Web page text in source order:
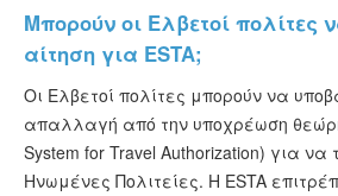
Μπορούν οι Ελβετοί πολίτες
αίτηση για ESTA;
Οι Ελβετοί πολίτες μπορούν να
απαλλαγή από την υποχρέωση
System for Travel Authorization) για να
Ηνωμένες Πολιτείες. Η ESTA